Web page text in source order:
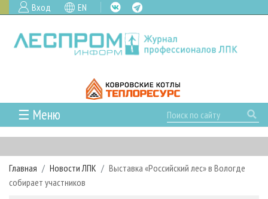
Вход EN
☰ Меню
ГЛАВНАЯ
РУБРИКИ И ТЕМЫ
РУБРИКИ ЖУРНАЛА
НОВОСТИ
Главная Новости ЛПК
Выставка «Российский лес» в Вологде
собирает участников